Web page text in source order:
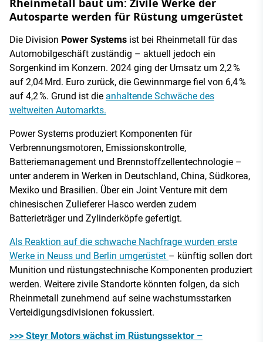
Rheinmetall baut um: Zivile Werke der
Autosparte werden für Rüstung umgerüstet
Die Division Power Systems ist bei Rheinmetall für das
Automobilgeschäft zuständig – aktuell jedoch ein
Sorgenkind im Konzern. 2024 ging der Umsatz um 2,2 %
auf 2,04 Mrd. Euro zurück, die Gewinnmarge fiel von 6,4 %
auf 4,2 %. Grund ist die anhaltende Schwäche des
weltweiten Automarkts.
Power Systems produziert Komponenten für
Verbrennungsmotoren, Emissionskontrolle,
Batteriemanagement und Brennstoffzellentechnologie –
unter anderem in Werken in Deutschland, China, Südkorea,
Mexiko und Brasilien. Über ein Joint Venture mit dem
chinesischen Zulieferer Hasco werden zudem
Batterieträger und Zylinderköpfe gefertigt.
Als Reaktion auf die schwache Nachfrage wurden erste
Werke in Neuss und Berlin umgerüstet – künftig sollen dort
Munition und rüstungstechnische Komponenten produziert
werden. Weitere zivile Standorte könnten folgen, da sich
Rheinmetall zunehmend auf seine wachstumsstarken
Verteidigungsdivisionen fokussiert.
>>> Steyr Motors wächst im Rüstungssektor –